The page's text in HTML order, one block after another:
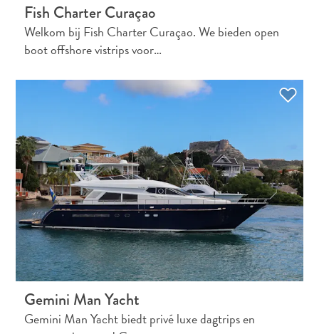
Fish Charter Curaçao
Welkom bij Fish Charter Curaçao. We bieden open
boot offshore vistrips voor…
Gemini Man Yacht
Gemini Man Yacht biedt privé luxe dagtrips en